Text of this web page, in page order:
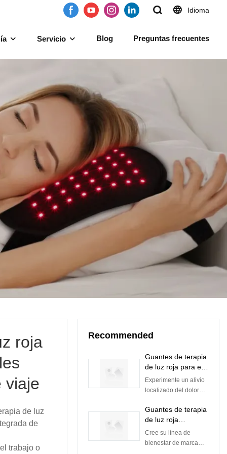
Idioma
Servicio Blog Preguntas frecuentes
roja
viaje
de luz
de
trabajo o
Recommended
Guantes de terapia
de luz roja para el
dolor articular y
muscular |
clínicamente
optimizadas
Experimente un alivio
localizado del dolor
artrítica y las lesiones
deportivas con
nuestros guantes de
terapia de luz roja de
Guantes de terapia
de luz roja
personalizados
(OEM) | Clínicas,
Cree su línea de
bienestar de marca